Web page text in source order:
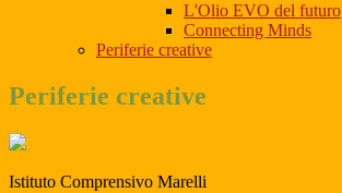
L'Olio EVO del futuro
Connecting Minds
Periferie creative
Periferie creative
Istituto Comprensivo Marelli